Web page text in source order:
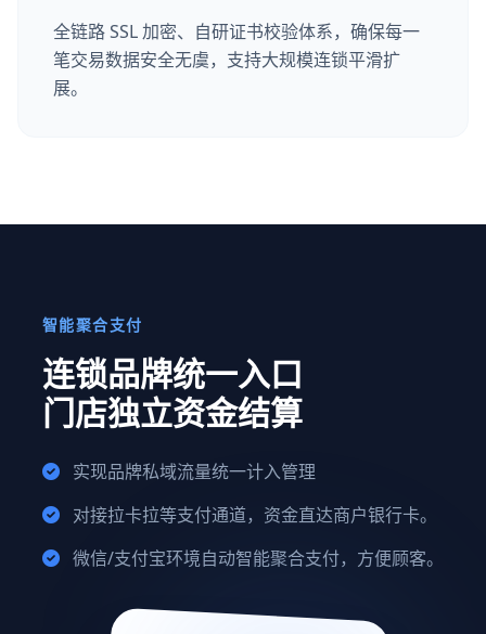
全链路 SSL 加密、自研证书校验体系，确保每一
笔交易数据安全无虞，支持大规模连锁平滑扩
展。
智能聚合支付
连锁品牌统一入口
门店独立资金结算
实现品牌私域流量统一计入管理
对接拉卡拉等支付通道，资金直达商户银行卡。
微信/支付宝环境自动智能聚合支付，方便顾客。